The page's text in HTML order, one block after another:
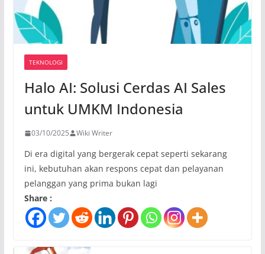
TEKNOLOGI
Halo AI: Solusi Cerdas AI Sales
untuk UMKM Indonesia
03/10/2025 Wiki Writer
Di era digital yang bergerak cepat seperti sekarang
ini, kebutuhan akan respons cepat dan pelayanan
pelanggan yang prima bukan lagi
Share :